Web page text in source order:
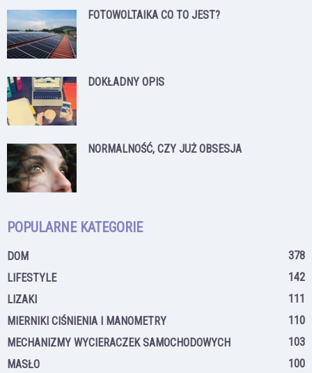
FOTOWOLTAIKA CO TO JEST?
DOKŁADNY OPIS
NORMALNOŚĆ, CZY JUŻ OBSESJA
POPULARNE KATEGORIE
DOM
378
LIFESTYLE
142
LIZAKI
111
MIERNIKI CIŚNIENIA I MANOMETRY
110
MECHANIZMY WYCIERACZEK SAMOCHODOWYCH
103
MASŁO
100